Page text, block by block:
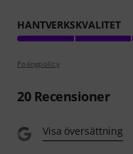
HANTVERKSKVALITET
Poängpolicy
20Recensioner
Visa översättning